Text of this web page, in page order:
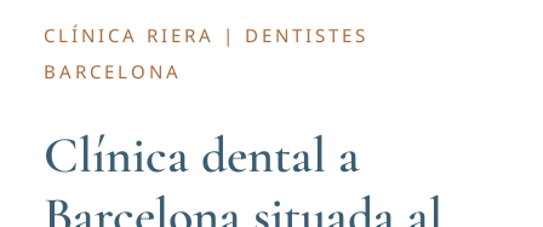
CLÍNICA RIERA | DENTISTES
BARCELONA
Clínica dental a